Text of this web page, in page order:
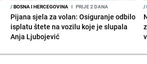
/BOSNA I HERCEGOVINA I PRIJE 2 DANA
Pijana sjela za volan: Osiguranje odbilo
isplatu štete na vozilu koje je slupala
Anja Ljubojević
/